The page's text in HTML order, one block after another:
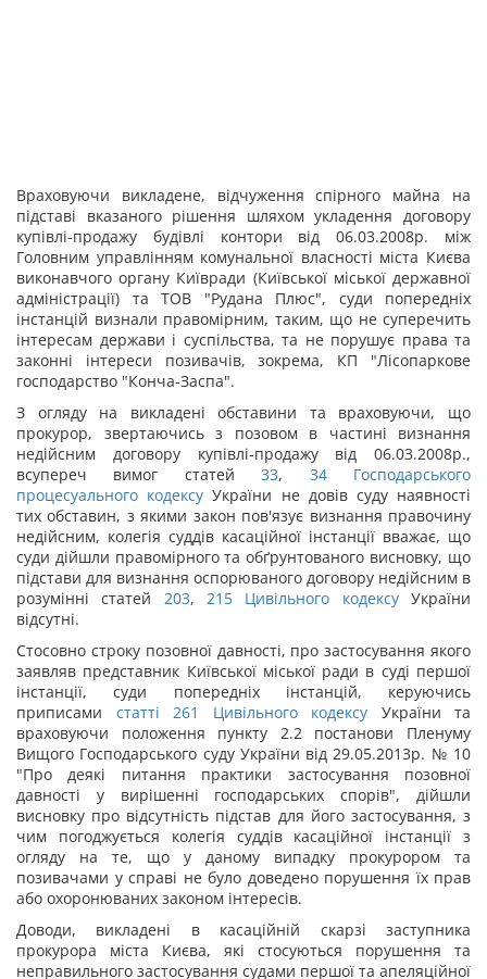
Враховуючи викладене, відчуження спірного майна на
підставі вказаного рішення шляхом укладення договору
купівлі-продажу будівлі контори від 06.03.2008р. між
Головним управлінням комунальної власності міста Києва
виконавчого органу Київради (Київської міської державної
адміністрації) та ТОВ "Рудана Плюс", суди попередніх
інстанцій визнали правомірним, таким, що не суперечить
інтересам держави і суспільства, та не порушує права та
законні інтереси позивачів, зокрема, КП "Лісопаркове
господарство "Конча-Заспа".
З огляду на викладені обставини та враховуючи, що
прокурор, звертаючись з позовом в частині визнання
недійсним договору купівлі-продажу від 06.03.2008р.,
всупереч вимог статей33, 34 Господарського
процесуального кодексу України не довів суду наявності
тих обставин, з якими закон пов'язує визнання правочину
недійсним, колегія суддів касаційної інстанції вважає, що
суди дійшли правомірного та обґрунтованого висновку, що
підстави для визнання оспорюваного договору недійсним в
розумінні статей 203,215 Цивільного кодексуУкраїни
відсутні.
Стосовно строку позовної давності, про застосування якого
заявляв представник Київської міської ради в суді першої
інстанції, суди попередніх інстанцій, керуючись
приписами статті 261 Цивільного кодексу України та
враховуючи положення пункту 2.2 постанови Пленуму
Вищого Господарського суду України від 29.05.2013р. № 10
"Про деякі питання практики застосування позовної
давності у вирішенні господарських спорів", дійшли
висновку про відсутність підстав для його застосування, з
чим погоджується колегія суддів касаційної інстанції з
огляду на те, що у даному випадку прокурором та
позивачами у справі не було доведено порушення їх прав
або охоронюваних законом інтересів.
Доводи, викладені в касаційній скарзі заступника
прокурора міста Києва, які стосуються порушення та
неправильного застосування судами першої та апеляційної